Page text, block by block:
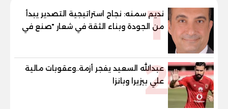
1
نديم سمنه: نجاح استراتيجية التصدير يبدأ
من الجودة وبناء الثقة في شعار "صنع في
مصر"
2
عبدالله السعيد يفجر أزمة..وعقوبات مالية
علي بيزيرا وبانزا